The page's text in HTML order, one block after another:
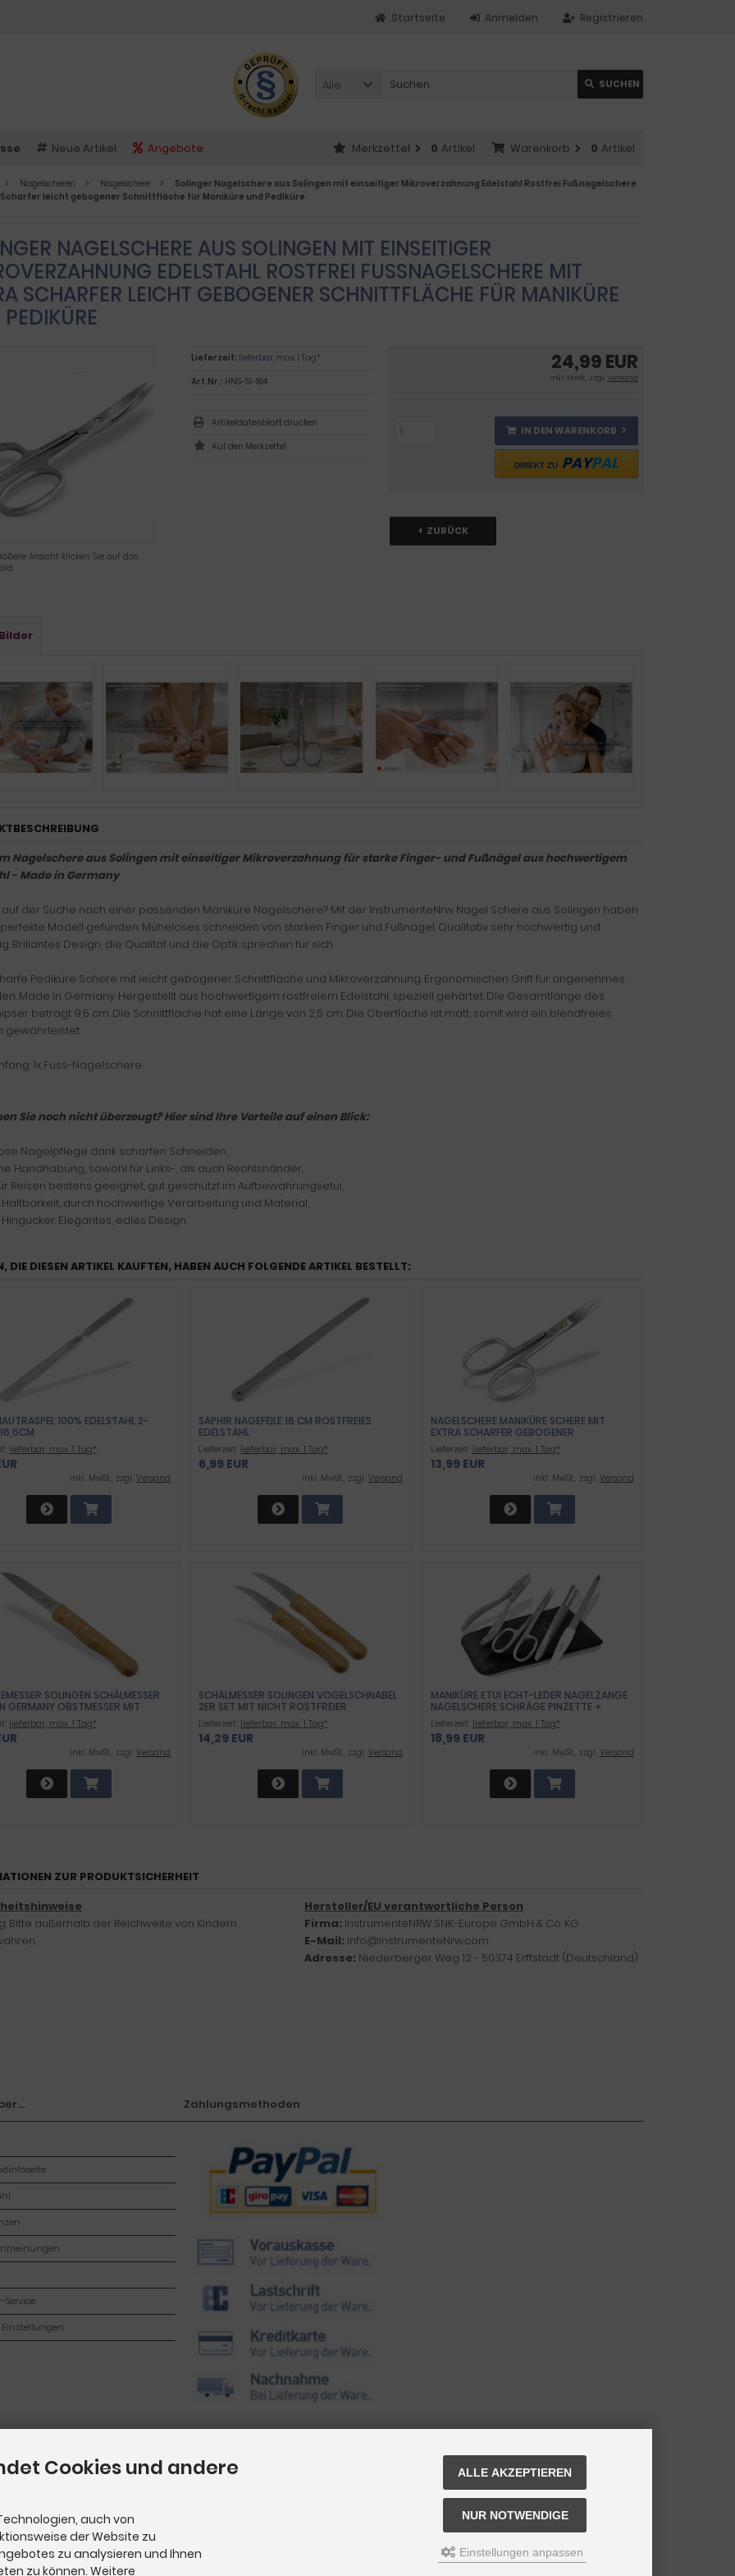
Registrieren
Anmelden
Startseite
Alle SUCHEN
Neue Artikel Angebote Warenkorb 0 Artikel
Merkzettel 0 Artikel
Nagelscheren Nagelschere
Solinger Nagelschere aus Solingen mit einseitiger Mikroverzahnung Edelstahl Rostfrei Fußnagelschere
leicht gebogener Schnittfläche für Maniküre und Pediküre
NAGELSCHERE AUS SOLINGEN MIT EINSEITIGER
EDELSTAHL ROSTFREI FUSSNAGELSCHERE MIT E
SCHARFER LEICHT GEBOGENER SCHNITTFLÄCHE FÜR MANIKÜRE U
Ansicht klicken Sie auf das
24,99 EUR
inkl .MwSt., zzgl.Versand
IN DEN WARENKORB
DIREKT ZU PAYPAL
ZURÜCK
Lieferzeit: lieferbar, max. 1 Tag*
Art.Nr.: HNS-SI-184
Artikeldatenblatt drucken
Nagelschere aus Solingen mit einseitiger Mikroverzahnung für starke Finger- und Fußnägel aus hochwertigem
- Made in Germany
auf der Suche nach einer passenden Maniküre Nagelschere? Mit der InstrumenteNrw Nagel Schere aus Solingen haben
Modell gefunden. Müheloses schneiden von starken Finger und Fußnägel. Qualitativ sehr hochwertig und
Brillantes Design, die Qualität und die Optik sprechen für sich.
Pediküre Schere mit leicht gebogener Schnittfläche und Mikroverzahnung. Ergonomischen Griff für angenehmes
Made in Germany. Hergestellt aus hochwertigem rostfreiem Edelstahl, speziell gehärtet. Die Gesamtlänge des
beträgt 9,5 cm. Die Schnittfläche hat eine Länge von 2,5 cm. Die Oberfläche ist matt, somit wird ein blendfreies
gewährleistet.
1x Fuss-Nagelschere.
Sie noch nicht überzeugt? Hier sind Ihre Vorteile auf einen Blick:
Nagelpflege dank scharfen Schneiden,
Handhabung, sowohl für Links-, als auch Rechtshänder,
Reisen bestens geeignet, gut geschützt im Aufbewahrungsetui,
durch hochwertige Verarbeitung und Material,
Elegantes, edles Design.
DIE DIESEN ARTIKEL KAUFTEN, HABEN AUCH FOLGENDE ARTIKEL BESTELLT:
100% EDELSTAHL 2-
lieferbar, max. 1 Tag*
inkl .MwSt., zzgl.Versand
SAPHIR NAGEFEILE 16 CM ROSTFREIES
EDELSTAHL
Lieferzeit: lieferbar, max. 1 Tag*
6,99 EUR
inkl .MwSt., zzgl. Versand
NAGELSCHERE MANIKÜRE SCHERE MIT
EXTRA SCHARFER GEBOGENER
SCHNITTFLÄCHE PEDIKÜRE NAGELKNIPSER
ZUM PRÄZISEN KÜRZEN VON FINGER- UND
FUSSNÄGEL 9 CM AUS ROSTFREIEM E
Lieferzeit: lieferbar, max. 1 Tag*
13,99 EUR
inkl .MwSt., zzgl. Versand
SOLINGEN SCHÄLMESSER
GERMANY OBSTMESSER MIT
MESSERKLINGE
MIT HOLZGRIFF AUS
MESSER MIT EXTRA
SCHNITT FÜR OBST UND
lieferbar, max. 1 Tag*
inkl .MwSt., zzgl.Versand
SCHÄLMESSER SOLINGEN VOGELSCHNABEL
2ER SET MIT NICHT ROSTFREIER
GEBOGENER KLINGE KÜCHENMESSER EXTRA
SCHARF GEMÜSEMESSER OBSTMESSER
MADE IN GERMANY MIT HOLZGRIFF BUCHE
ZUM SCHNEIDEN VON OBST UND GEMÜSE
Lieferzeit: lieferbar, max. 1 Tag*
14,29 EUR
inkl .MwSt., zzgl. Versand
MANIKÜRE ETUI ECHT-LEDER NAGELZANGE
NAGELSCHERE SCHRÄGE PINZETTE +
SAPHIR NAGELFEILE AUS SOLINGEN
Lieferzeit: lieferbar, max. 1 Tag*
18,99 EUR
inkl .MwSt., zzgl. Versand
ZUR PRODUKTSICHERHEIT
Bitte außerhalb der Reichweite von Kindern
Hersteller/EU verantwortliche Person
Firma: InstrumenteNRW SNK-Europe GmbH & Co. KG
E-Mail: info@InstrumenteNrw.com
Adresse: Niederberger Weg 12 - 50374 Erftstadt (Deutschland)
Service
Einstellungen
Zahlungsmethoden
Cookies und andere
auch von
der Website zu
zu analysieren und Ihnen
zu können. Weitere
ALLE AKZEPTIEREN
NUR NOTWENDIGE
Einstellungen anpassen